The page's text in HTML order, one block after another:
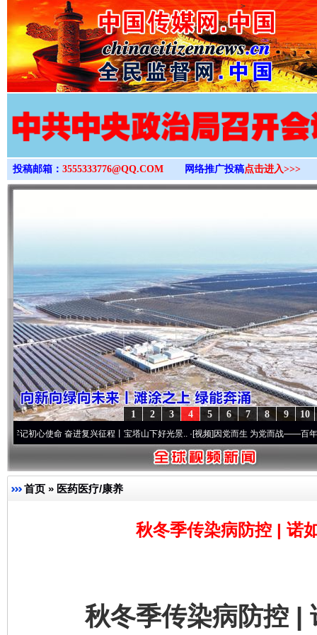
>
投稿邮箱： 3555333776@QQ.COM 网络推广投稿点击进入>>>
10
9
8
7
6
5
4
3
2
1
命 奋进复兴征程丨宝塔山下好光景..·[视频]因党而生 为党而战——百年“纪”事⑧加
首页 » 医药医疗/康养
秋冬季传染病防控 | 诺
秋冬季传染病防控 |